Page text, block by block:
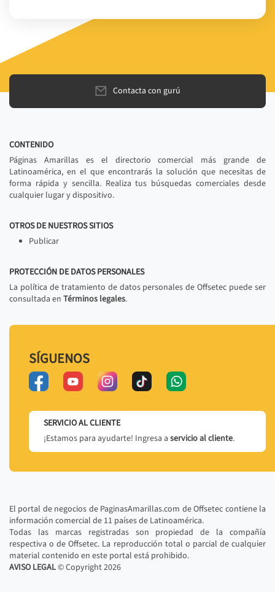
Contacta con gurú
CONTENIDO
Páginas Amarillas es el directorio comercial más grande de
Latinoamérica, en el que encontrarás la solución que necesitas de
forma rápida y sencilla. Realiza tus búsquedas comerciales desde
cualquier lugar y dispositivo.
OTROS DE NUESTROS SITIOS
Publicar
PROTECCIÓN DE DATOS PERSONALES
La política de tratamiento de datos personales de Offsetec puede ser
consultada en Términos legales.
SÍGUENOS
SERVICIO AL CLIENTE
¡Estamos para ayudarte! Ingresa a servicio al cliente.
El portal de negocios de PaginasAmarillas.com de Offsetec contiene la
información comercial de 11 países de Latinoamérica.
Todas las marcas registradas son propiedad de la compañía
respectiva o de Offsetec. La reproducción total o parcial de cualquier
material contenido en este portal está prohibido.
AVISO LEGAL© Copyright2026